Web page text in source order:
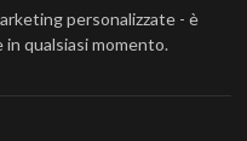
personalizzate - è
in qualsiasi momento.